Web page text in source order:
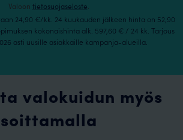
Valoon tietosuojaseloste
24,90 €/kk. 24 kuukauden jälkeen hinta on 52,90
kokonaishinta alk. 597,60 € / 24 kk. Tarjous
asti uusille asiakkaille kampanja-alueilla.
valokuidun myös
soittamalla